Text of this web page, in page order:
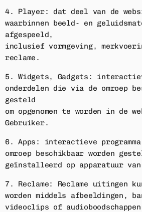
4. Player: dat deel van de
waarbinnen beeld- en
afgespeeld,
inclusief vormgeving,
reclame.
5. Widgets, Gadgets:
onderdelen die via de omroep
gesteld
om opgenomen te worden in de
Gebruiker.
6. Apps: interactieve
omroep beschikbaar worden
geïnstalleerd op apparatuur
7. Reclame: Reclame uitingen
worden middels afbeeldingen,
videoclips of